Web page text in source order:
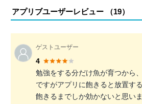
アプリブユーザーレビュー （19）
ゲストユーザー
4
勉強をする分だけ魚が育つから
ですがアプリに飽きると放置す
飽きるまでしか効かないと思いま